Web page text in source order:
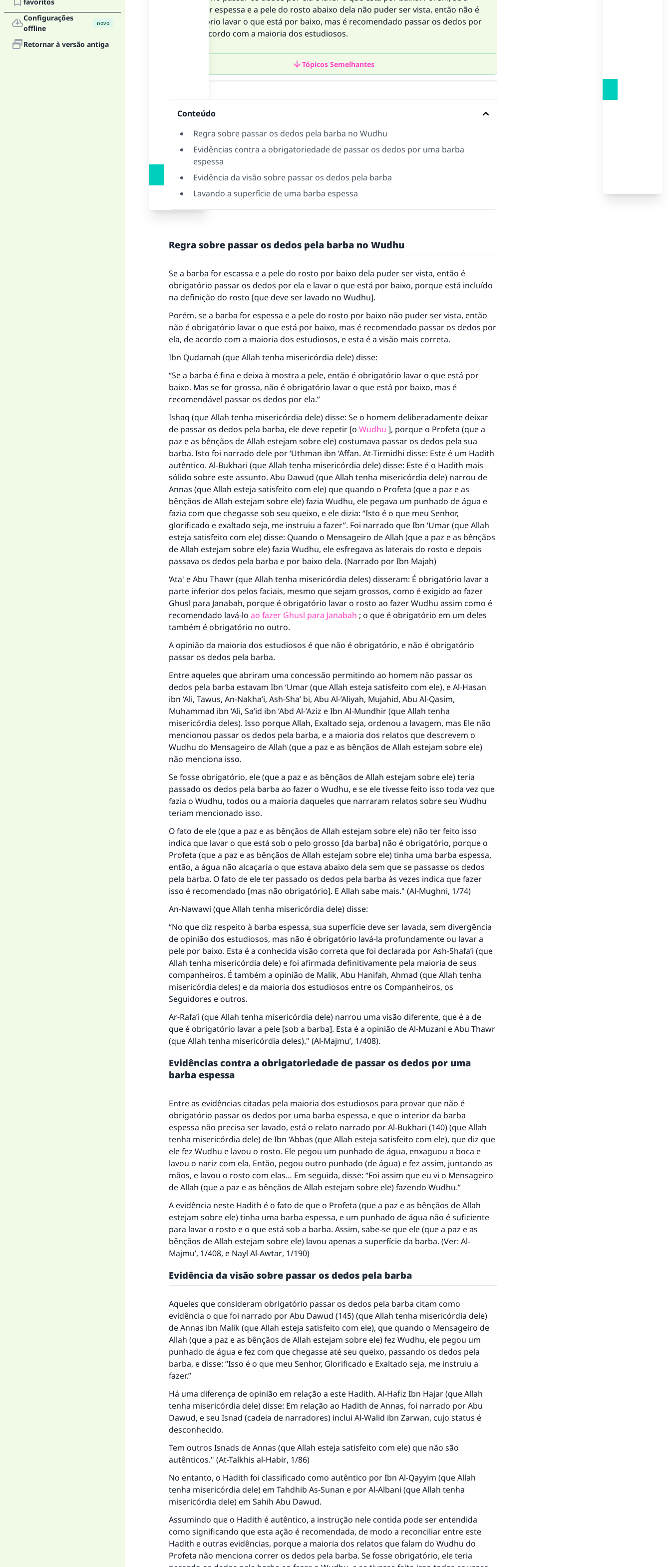
Configurações
offline
novo
Retornar à versão antiga
barba for espessa e a pele do rosto abaixo dela não puder ser vista, então não é
obrigatório lavar o que está por baixo, mas é recomendado passar os dedos por
ela, de acordo com a maioria dos estudiosos.
Tópicos Semelhantes
Conteúdo
Regra sobre passar os dedos pela barba no Wudhu
Evidências contra a obrigatoriedade de passar os dedos por uma barba
espessa
Evidência da visão sobre passar os dedos pela barba
Lavando a superfície de uma barba espessa
Regra sobre passar os dedos pela barba no Wudhu
Se a barba for escassa e a pele do rosto por baixo dela puder ser vista, então é
obrigatório passar os dedos por ela e lavar o que está por baixo, porque está incluído
na definição do rosto [que deve ser lavado no Wudhu].
Porém, se a barba for espessa e a pele do rosto por baixo não puder ser vista, então
não é obrigatório lavar o que está por baixo, mas é recomendado passar os dedos por
ela, de acordo com a maioria dos estudiosos, e esta é a visão mais correta.
Ibn Qudamah (que Allah tenha misericórdia dele) disse:
“Se a barba é fina e deixa à mostra a pele, então é obrigatório lavar o que está por
baixo. Mas se for grossa, não é obrigatório lavar o que está por baixo, mas é
recomendável passar os dedos por ela.”
Ishaq (que Allah tenha misericórdia dele) disse: Se o homem deliberadamente deixar
de passar os dedos pela barba, ele deve repetir [o Wudhu ], porque o Profeta (que a
paz e as bênçãos de Allah estejam sobre ele) costumava passar os dedos pela sua
barba. Isto foi narrado dele por ‘Uthman ibn ‘Affan. At-Tirmidhi disse: Este é um Hadith
autêntico. Al-Bukhari (que Allah tenha misericórdia dele) disse: Este é o Hadith mais
sólido sobre este assunto. Abu Dawud (que Allah tenha misericórdia dele) narrou de
Annas (que Allah esteja satisfeito com ele) que quando o Profeta (que a paz e as
bênçãos de Allah estejam sobre ele) fazia Wudhu, ele pegava um punhado de água e
fazia com que chegasse sob seu queixo, e ele dizia: “Isto é o que meu Senhor,
glorificado e exaltado seja, me instruiu a fazer”. Foi narrado que Ibn ‘Umar (que Allah
esteja satisfeito com ele) disse: Quando o Mensageiro de Allah (que a paz e as bênçãos
de Allah estejam sobre ele) fazia Wudhu, ele esfregava as laterais do rosto e depois
passava os dedos pela barba e por baixo dela. (Narrado por Ibn Majah)
‘Ata' e Abu Thawr (que Allah tenha misericórdia deles) disseram: É obrigatório lavar a
parte inferior dos pelos faciais, mesmo que sejam grossos, como é exigido ao fazer
Ghusl para Janabah, porque é obrigatório lavar o rosto ao fazer Wudhu assim como é
recomendado lavá-lo ao fazer Ghusl para Janabah ; o que é obrigatório em um deles
também é obrigatório no outro.
A opinião da maioria dos estudiosos é que não é obrigatório, e não é obrigatório
passar os dedos pela barba.
Entre aqueles que abriram uma concessão permitindo ao homem não passar os
dedos pela barba estavam Ibn ‘Umar (que Allah esteja satisfeito com ele), e Al-Hasan
ibn ‘Ali, Tawus, An-Nakha’i, Ash-Sha’ bi, Abu Al-’Aliyah, Mujahid, Abu Al-Qasim,
Muhammad ibn ‘Ali, Sa’id ibn ‘Abd Al-’Aziz e Ibn Al-Mundhir (que Allah tenha
misericórdia deles). Isso porque Allah, Exaltado seja, ordenou a lavagem, mas Ele não
mencionou passar os dedos pela barba, e a maioria dos relatos que descrevem o
Wudhu do Mensageiro de Allah (que a paz e as bênçãos de Allah estejam sobre ele)
não menciona isso.
Se fosse obrigatório, ele (que a paz e as bênçãos de Allah estejam sobre ele) teria
passado os dedos pela barba ao fazer o Wudhu, e se ele tivesse feito isso toda vez que
fazia o Wudhu, todos ou a maioria daqueles que narraram relatos sobre seu Wudhu
teriam mencionado isso.
O fato de ele (que a paz e as bênçãos de Allah estejam sobre ele) não ter feito isso
indica que lavar o que está sob o pelo grosso [da barba] não é obrigatório, porque o
Profeta (que a paz e as bênçãos de Allah estejam sobre ele) tinha uma barba espessa,
então, a água não alcaçaria o que estava abaixo dela sem que se passasse os dedos
pela barba. O fato de ele ter passado os dedos pela barba às vezes indica que fazer
isso é recomendado [mas não obrigatório]. E Allah sabe mais." (Al-Mughni, 1/74)
An-Nawawi (que Allah tenha misericórdia dele) disse:
“No que diz respeito à barba espessa, sua superfície deve ser lavada, sem divergência
de opinião dos estudiosos, mas não é obrigatório lavá-la profundamente ou lavar a
pele por baixo. Esta é a conhecida visão correta que foi declarada por Ash-Shafa’i (que
Allah tenha misericórdia dele) e foi afirmada definitivamente pela maioria de seus
companheiros. É também a opinião de Malik, Abu Hanifah, Ahmad (que Allah tenha
misericórdia deles) e da maioria dos estudiosos entre os Companheiros, os
Seguidores e outros.
Ar-Rafa’i (que Allah tenha misericórdia dele) narrou uma visão diferente, que é a de
que é obrigatório lavar a pele [sob a barba]. Esta é a opinião de Al-Muzani e Abu Thawr
(que Allah tenha misericórdia deles)." (Al-Majmu’, 1/408).
Evidências contra a obrigatoriedade de passar os dedos por uma
barba espessa
Entre as evidências citadas pela maioria dos estudiosos para provar que não é
obrigatório passar os dedos por uma barba espessa, e que o interior da barba
espessa não precisa ser lavado, está o relato narrado por Al-Bukhari (140) (que Allah
tenha misericórdia dele) de Ibn ‘Abbas (que Allah esteja satisfeito com ele), que diz que
ele fez Wudhu e lavou o rosto. Ele pegou um punhado de água, enxaguou a boca e
lavou o nariz com ela. Então, pegou outro punhado (de água) e fez assim, juntando as
mãos, e lavou o rosto com elas… Em seguida, disse: “Foi assim que eu vi o Mensageiro
de Allah (que a paz e as bênçãos de Allah estejam sobre ele) fazendo Wudhu.”
A evidência neste Hadith é o fato de que o Profeta (que a paz e as bênçãos de Allah
estejam sobre ele) tinha uma barba espessa, e um punhado de água não é suficiente
para lavar o rosto e o que está sob a barba. Assim, sabe-se que ele (que a paz e as
bênçãos de Allah estejam sobre ele) lavou apenas a superfície da barba. (Ver: Al-
Majmu’, 1/408, e Nayl Al-Awtar, 1/190)
Evidência da visão sobre passar os dedos pela barba
Aqueles que consideram obrigatório passar os dedos pela barba citam como
evidência o que foi narrado por Abu Dawud (145) (que Allah tenha misericórdia dele)
de Annas ibn Malik (que Allah esteja satisfeito com ele), que quando o Mensageiro de
Allah (que a paz e as bênçãos de Allah estejam sobre ele) fez Wudhu, ele pegou um
punhado de água e fez com que chegasse até seu queixo, passando os dedos pela
barba, e disse: “Isso é o que meu Senhor, Glorificado e Exaltado seja, me instruiu a
fazer.”
Há uma diferença de opinião em relação a este Hadith. Al-Hafiz Ibn Hajar (que Allah
tenha misericórdia dele) disse: Em relação ao Hadith de Annas, foi narrado por Abu
Dawud, e seu Isnad (cadeia de narradores) inclui Al-Walid ibn Zarwan, cujo status é
desconhecido.
Tem outros Isnads de Annas (que Allah esteja satisfeito com ele) que não são
autênticos." (At-Talkhis al-Habir, 1/86)
No entanto, o Hadith foi classificado como autêntico por Ibn Al-Qayyim (que Allah
tenha misericórdia dele) em Tahdhib As-Sunan e por Al-Albani (que Allah tenha
misericórdia dele) em Sahih Abu Dawud.
Assumindo que o Hadith é autêntico, a instrução nele contida pode ser entendida
como significando que esta ação é recomendada, de modo a reconciliar entre este
Hadith e outras evidências, porque a maioria dos relatos que falam do Wudhu do
Profeta não menciona correr os dedos pela barba. Se fosse obrigatório, ele teria
A resposta n° 110845 salvou um casamento.
Ajude-nos a responder à Ummah
O Profeta ﷺ disse,
"Quem quer que incentive outros a fazer o que é bom receberá a
mesma recompensa que aqueles que o fazem."
(MUSLIM, 1893)
CONTRIBUIR